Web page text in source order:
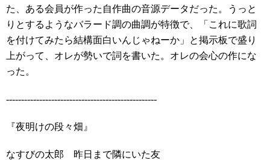
た、ある会員が作った自作曲の音源データだった。うっと
りとするようなバラード調の曲調が特徴で、「これに歌詞
を付けてみたら結構面白いんじゃねーか」と掲示板で盛り
上がって、オレが勢いで詞を書いた。オレの会心の作にな
った。
--------------------------------------------------
『夜明けの段々畑』
なすびの太郎 昨日まで隣にいた友